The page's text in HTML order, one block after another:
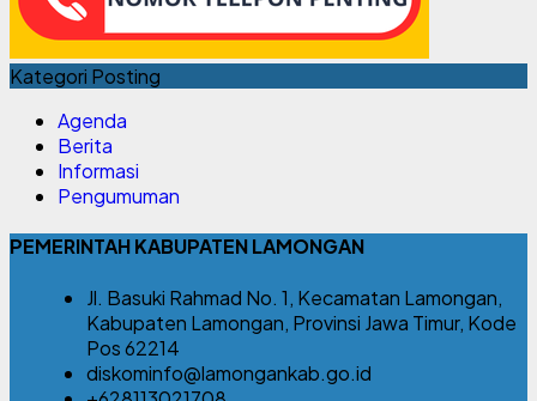
Kategori Posting
Agenda
Berita
Informasi
Pengumuman
PEMERINTAH KABUPATEN LAMONGAN
Jl. Basuki Rahmad No. 1, Kecamatan Lamongan,
Kabupaten Lamongan, Provinsi Jawa Timur, Kode
Pos 62214
diskominfo@lamongankab.go.id